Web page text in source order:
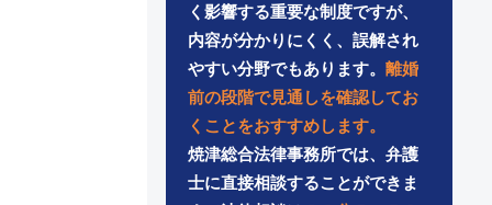
く影響する重要な制度ですが、
内容が分かりにくく、誤解され
やすい分野でもあります。 離婚
前の段階で見通しを確認してお
くことをおすすめします。
焼津総合法律事務所では、弁護
士に直接相談することができま